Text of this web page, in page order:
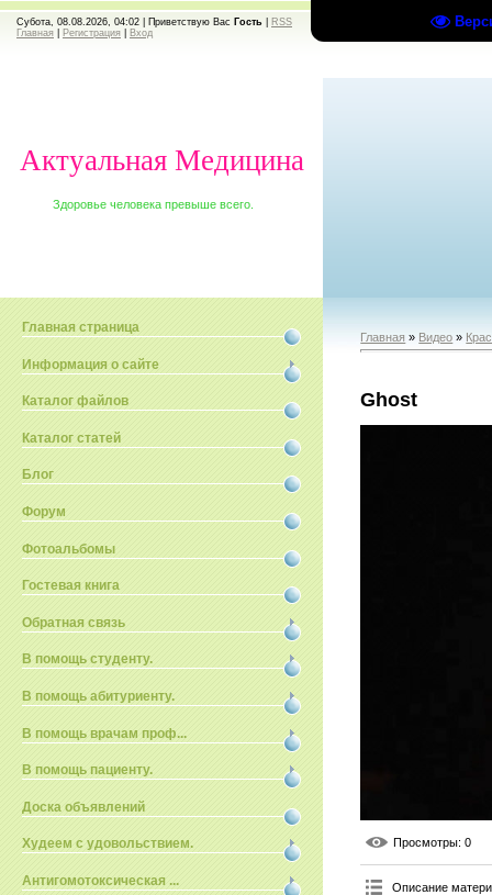
Субота, 08.08.2026, 04:02 | Приветствую Вас Гость
RSS
Главная
Регистрация Вход
Актуальная Медицина
Здоровье человека превыше всего.
Главная страница
Информация о сайте
Каталог файлов
Каталог статей
Блог
Форум
Фотоальбомы
Гостевая книга
Обратная связь
В помощь студенту.
В помощь абитуриенту.
В помощь врачам проф...
В помощь пациенту.
Доска объявлений
Худеем с удовольствием.
Антигомотоксическая ...
Главная » Видео »
Ghost
Просмотры: 0
Описание